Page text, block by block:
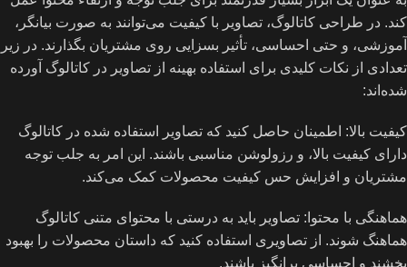
کند. در طراحی کاتالوگ، تصاویر با کیفیت می‌توانند به صورت بیانگر،
آموزشی، و حتی احساسی، تأثیر بسزایی روی مشتریان بگذارند. در زیر
تعدادی از نکات کلیدی برای استفاده بهینه از تصاویر در کاتالوگ آورده
شده‌اند:
کیفیت بالا: اطمینان حاصل کنید که تصاویر استفاده شده در کاتالوگ
دارای کیفیت بالا، و رزولوشن مناسبی باشند. این امر به جلب توجه
مشتریان و افزایش حس کیفیت محصولات کمک می‌کند.
هماهنگی با محتوا: تصاویر باید به درستی با محتوای متنی کاتالوگ
هماهنگ شوند. از تصاویری استفاده کنید که داستان محصولات را بهبود
بخشند و احساسی برانگیز باشند.